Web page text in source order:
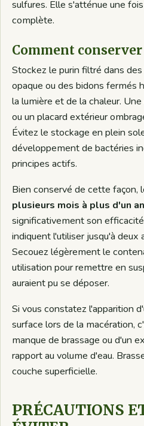
sulfures. Elle s'atténue une
complète.
Comment
Stockez le purin filtré dans
opaque ou des bidons fermés
la lumière et de la chaleur.
ou un placard extérieur
Évitez le stockage en plein
développement de bactéries
principes actifs.
Bien conservé de cette façon,
plusieurs mois à plus d'un an
significativement son
indiquent l'utiliser jusqu'à deux
Secouez légèrement le
utilisation pour remettre en
auraient pu se déposer.
Si vous constatez l'apparition
surface lors de la macération,
manque de brassage ou d'un
rapport au volume d'eau.
couche superficielle.
PRÉCAUTIONS